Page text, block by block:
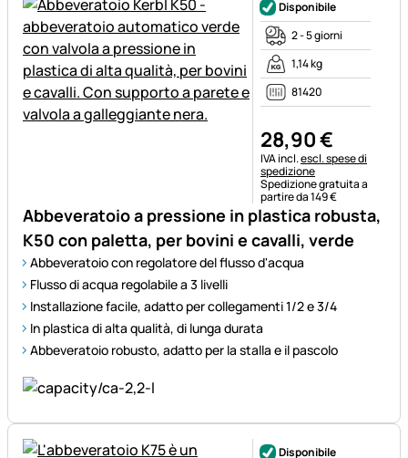
Abbeveratoio a pressione in plastica robusta,
K50 con paletta, per bovini e cavalli, verde
Abbeveratoio con regolatore del flusso d'acqua
Flusso di acqua regolabile a 3 livelli
Installazione facile, adatto per collegamenti 1/2 e 3/4
In plastica di alta qualità, di lunga durata
Abbeveratoio robusto, adatto per la stalla e il pascolo
Disponibile
2 - 5 giorni
1,14 kg
81420
28,90€
Informazioni fiscali:
IVA incl.escl. spese di
spedizione
Spedizione gratuita a
partire da 149 €
Disponibile